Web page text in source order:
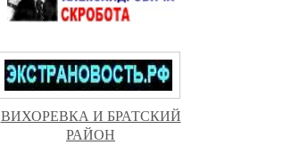
ВИХОРЕВКА И БРАТСКИЙ
РАЙОН